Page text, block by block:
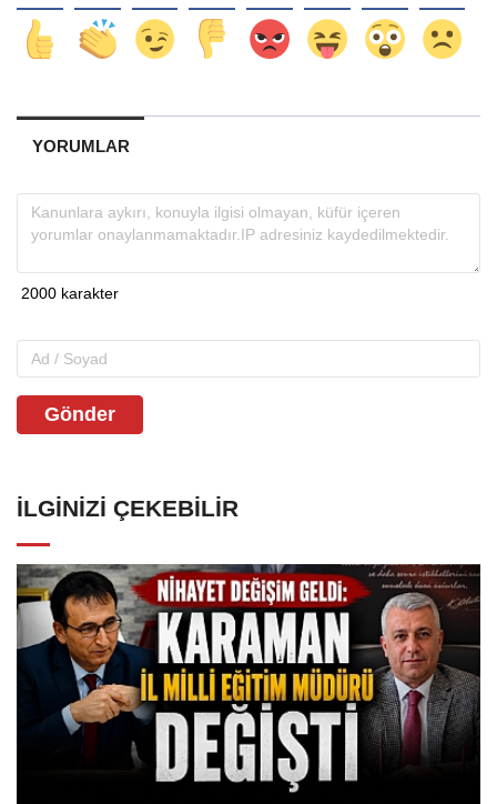
YORUMLAR
Gönder
İLGINIZI ÇEKEBILIR